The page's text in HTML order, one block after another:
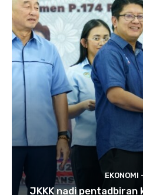
EKONOMI
JKKK nadi pentadbiran